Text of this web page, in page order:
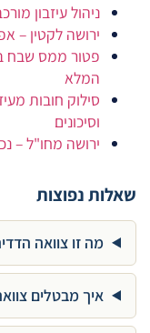
ניהול עיזבון
ירושה לקטין –
פטור ממס שבח
המלא
סילוק חובות
וסיכונים
ירושה מחו"ל –
שאלות נפוצות
מה זו צוואה
איך מבטלים